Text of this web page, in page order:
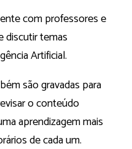
com professores e
discutir temas
Artificial.
são gravadas para
o conteúdo
aprendizagem mais
de cada um.